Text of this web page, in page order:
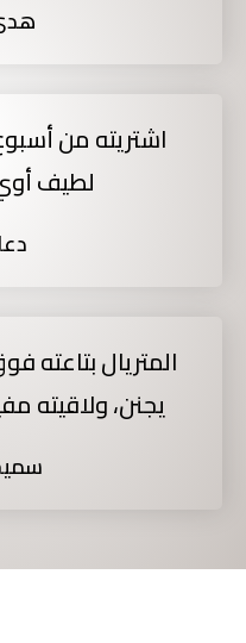
اشتريته من
لطيف
المتريال
يجنن، ولاقيته